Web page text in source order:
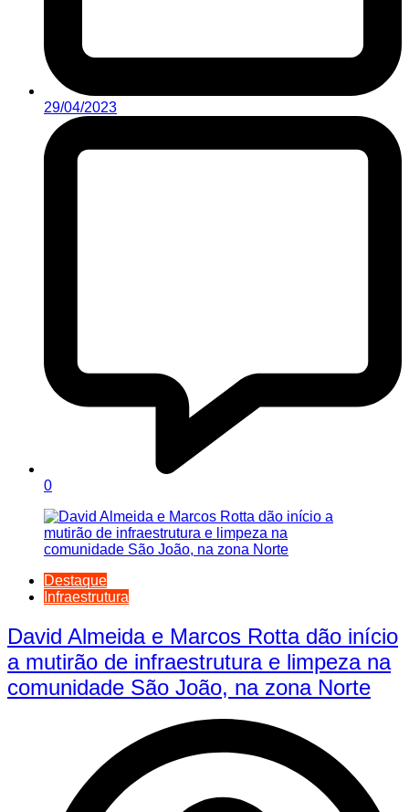
29/04/2023
0
Destaque
Infraestrutura
David Almeida e Marcos Rotta dão início
a mutirão de infraestrutura e limpeza na
comunidade São João, na zona Norte